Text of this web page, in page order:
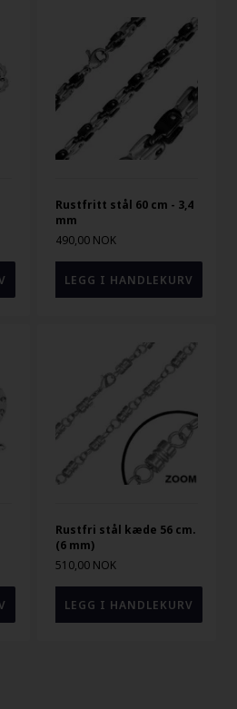
Rustfritt stål 60 cm - 3,4
mm
490,00 NOK
Rustfri stål kæde 56 cm.
(6 mm)
510,00 NOK